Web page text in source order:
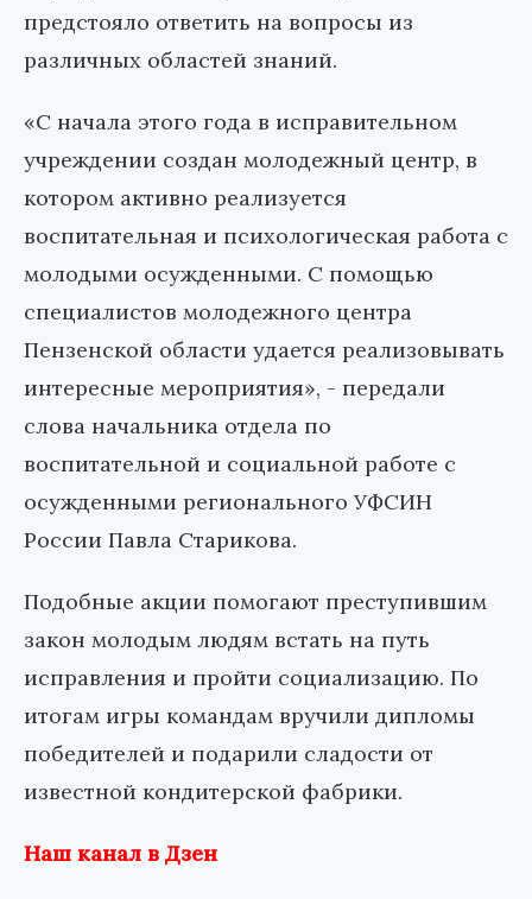
предстояло ответить на вопросы из
различных областей знаний.
«С начала этого года в исправительном
учреждении создан молодежный центр, в
котором активно реализуется
воспитательная и психологическая работа с
молодыми осужденными. С помощью
специалистов молодежного центра
Пензенской области удается реализовывать
интересные мероприятия», - передали
слова начальника отдела по
воспитательной и социальной работе с
осужденными регионального УФСИН
России Павла Старикова.
Подобные акции помогают преступившим
закон молодым людям встать на путь
исправления и пройти социализацию. По
итогам игры командам вручили дипломы
победителей и подарили сладости от
известной кондитерской фабрики.
Наш канал в Дзен